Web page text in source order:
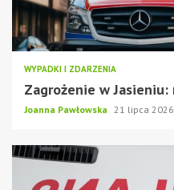
WYPADKI I ZDARZENIA
Zagrożenie w
Joanna Pawłowska 21 lipca 2026